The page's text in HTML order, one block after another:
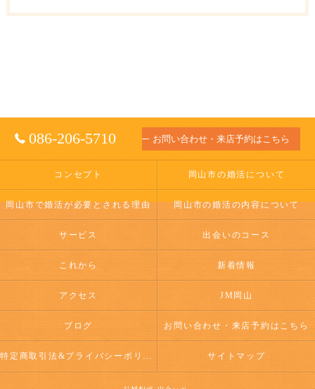
086-206-5710 お問い合わせ・来店予約はこちら
コンセプト 岡山市の婚活について
岡山市で婚活が必要とされる理由 岡山市の婚活の内容について
サービス 出会いのコース
これから 新着情報
アクセス JM岡山
ブログ お問い合わせ・来店予約はこちら
特定商取引法&プライバシーポリシー サイトマップ